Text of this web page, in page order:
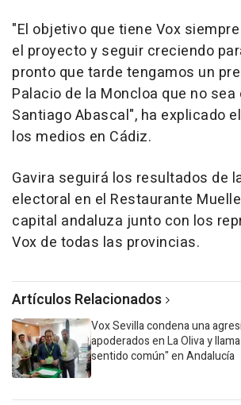
"El objetivo que tiene Vox
el proyecto y seguir creciendo
pronto que tarde tengamos un
Palacio de la Moncloa que no sea
Santiago Abascal", ha explicado
los medios en Cádiz.
Gavira seguirá los resultados de
electoral en el Restaurante
capital andaluza junto con los
Vox de todas las provincias.
Artículos Relacionados
Vox Sevilla condena una
apoderados en La Oliva y
sentido común" en Andalucía